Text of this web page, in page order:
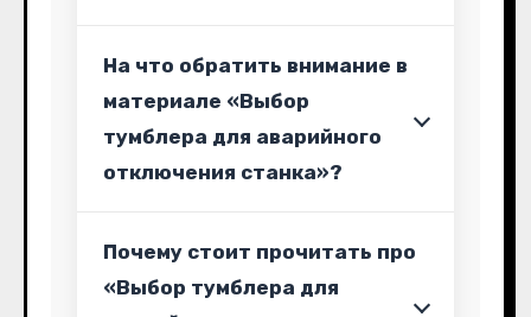
На что обратить внимание в
материале «Выбор
тумблера для аварийного
отключения станка»?
Почему стоит прочитать про
«Выбор тумблера для